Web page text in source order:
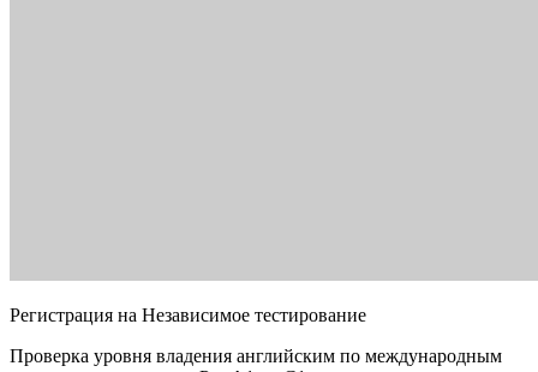
Регистрация на Независимое тестирование
Проверка уровня владения английским по международным